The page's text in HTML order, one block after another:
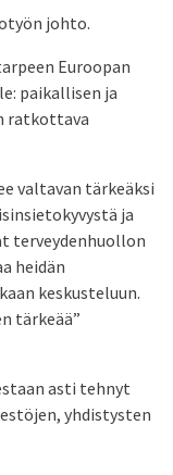
johto.
Euroopan
paikallisen ja
ratkottava
valtavan tärkeäksi
ja
terveydenhuollon
heidän
keskusteluun.
tärkeää”
asti tehnyt
yhdistysten